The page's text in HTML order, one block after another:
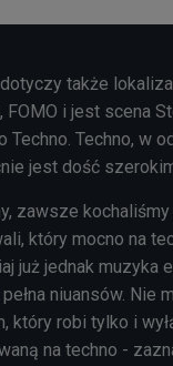
także
FOMO i jest scena
Techno. Techno, w
jest dość
zawsze
który mocno na
już jednak muzyka
niuansów. Nie
który robi tylko i
na techno -